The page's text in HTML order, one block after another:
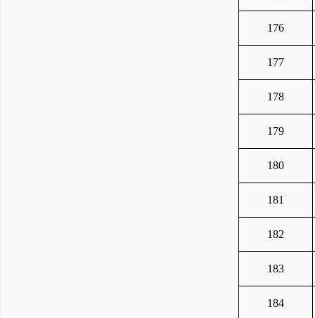
176
177
178
179
180
181
182
183
184